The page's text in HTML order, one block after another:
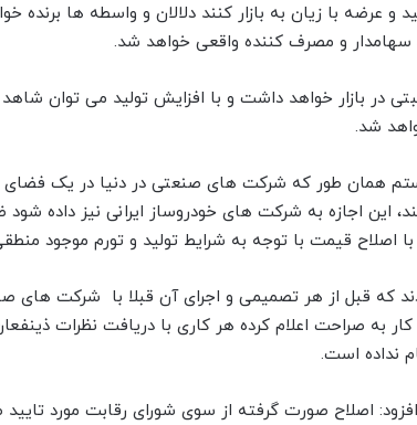
و عرضه با زیان به بازار کنند دلالان و واسطه ها برنده
سهامدار و مصرف کننده واقعی خواهد شد.
همان طور که شرکت های صنعتی در دنیا در یک فضای
اجازه به شرکت های خودروساز ایرانی نیز داده شود
اصلاح قیمت با توجه به شرایط تولید و تورم موجود
که قبل از هر تصمیمی و اجرای آن قبلا با شرکت های
صراحت اعلام کرده هر کاری با دریافت نظرات
نداده است.
افزود: اصلاح صورت گرفته از سوی شورای رقابت مورد